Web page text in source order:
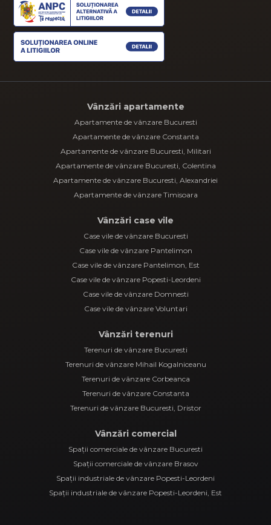
Vânzări apartamente
Apartamente de vânzare Bucuresti
Apartamente de vânzare Constanta
Apartamente de vânzare Bucuresti, Militari
Apartamente de vânzare Bucuresti, Colentina
Apartamente de vânzare Bucuresti, Alexandriei
Apartamente de vânzare Timisoara
Vânzări case vile
Case vile de vânzare Bucuresti
Case vile de vânzare Pantelimon
Case vile de vânzare Pantelimon, Est
Case vile de vânzare Popesti-Leordeni
Case vile de vânzare Domnesti
Case vile de vânzare Voluntari
Vânzări terenuri
Terenuri de vânzare Bucuresti
Terenuri de vânzare Mihail Kogalniceanu
Terenuri de vânzare Corbeanca
Terenuri de vânzare Constanta
Terenuri de vânzare Bucuresti, Dristor
Vânzări comercial
Spații comerciale de vânzare Bucuresti
Spații comerciale de vânzare Brasov
Spații industriale de vânzare Popesti-Leordeni
Spații industriale de vânzare Popesti-Leordeni, Est